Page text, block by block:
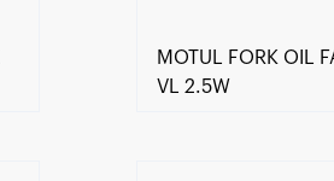
MOTUL FORK OIL
VL 2.5W